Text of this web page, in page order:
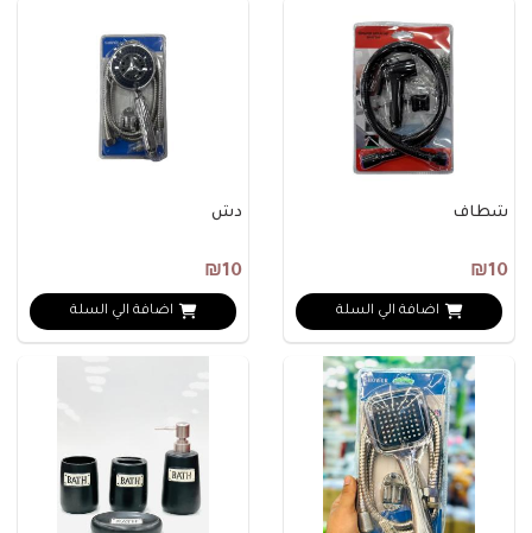
شطاف
₪10
اضافة الي السلة
دش
₪10
اضافة الي السلة